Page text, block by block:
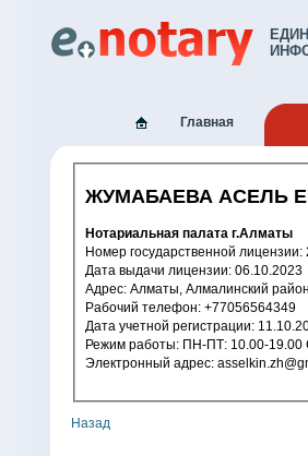
Главная
ЖУМАБАЕВА АСЕЛЬ
Нотариальная палата г.Алматы
Дата выдачи лицензии: 06.10.2023
Адрес: Алматы, Алмалинский
Рабочий телефон: +77056564349
Дата учетной
Режим работы: ПН-ПТ:
Электронный адрес:
Назад